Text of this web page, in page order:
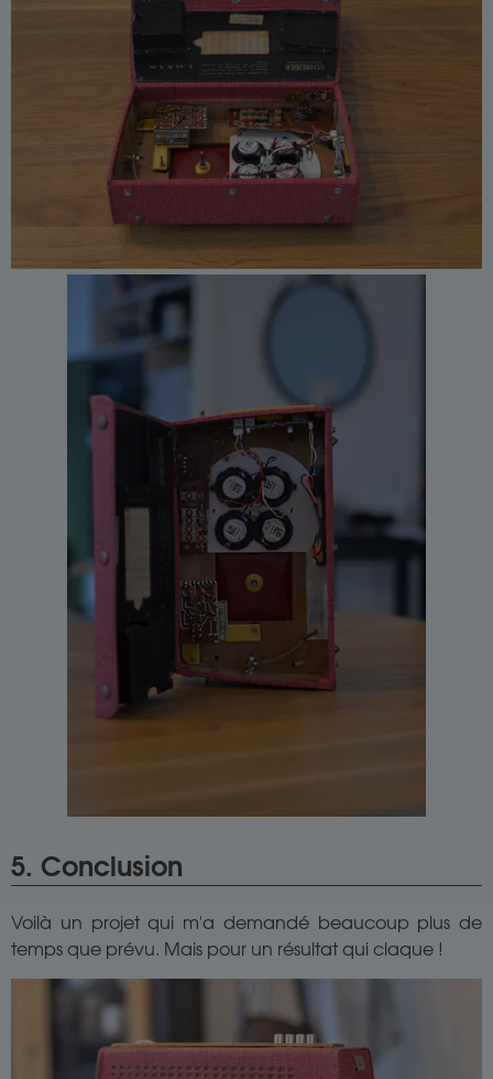
5. Conclusion
Voilà un projet qui m'a demandé beaucoup plus de
temps que prévu. Mais pour un résultat qui claque !